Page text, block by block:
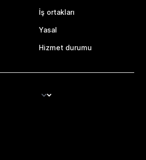
İş ortakları
Yasal
Hizmet durumu